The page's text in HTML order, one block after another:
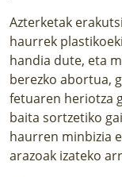
Azterketak
haurrek
handia dute, eta
berezko abortua,
fetuaren heriotza
baita sortzetiko
haurren minbizia
arazoak izateko